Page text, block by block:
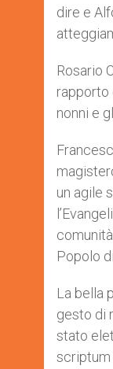
dire e
Rosario
rapporto
nonni e
un agile
Popolo
La bella
gesto di
stato
scriptum